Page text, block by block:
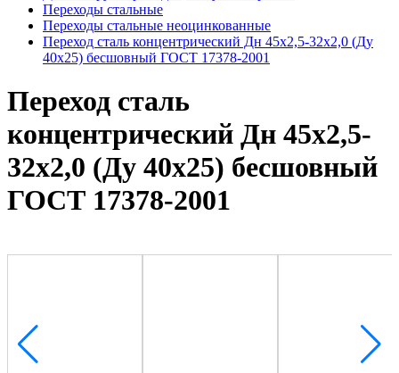
Переходы стальные
Переходы стальные неоцинкованные
Переход сталь концентрический Дн 45х2,5-32х2,0 (Ду
40х25) бесшовный ГОСТ 17378-2001
Переход сталь
концентрический Дн 45х2,5-
32х2,0 (Ду 40х25) бесшовный
ГОСТ 17378-2001